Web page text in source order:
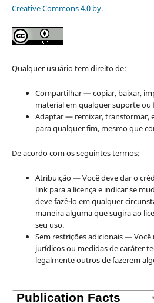
Creative Commons 4.0 by.
Qualquer usuário tem direito de:
Compartilhar — copiar, baixar,
material em qualquer suporte
Adaptar — remixar, transformar,
para qualquer fim, mesmo que
De acordo com os seguintes termos:
Atribuição — Você deve dar o
link para a licença e indicar se
deve fazê-lo em qualquer
maneira alguma que sugira ao
seu uso.
Sem restrições adicionais —
jurídicos ou medidas de caráter
legalmente outros de fazerem